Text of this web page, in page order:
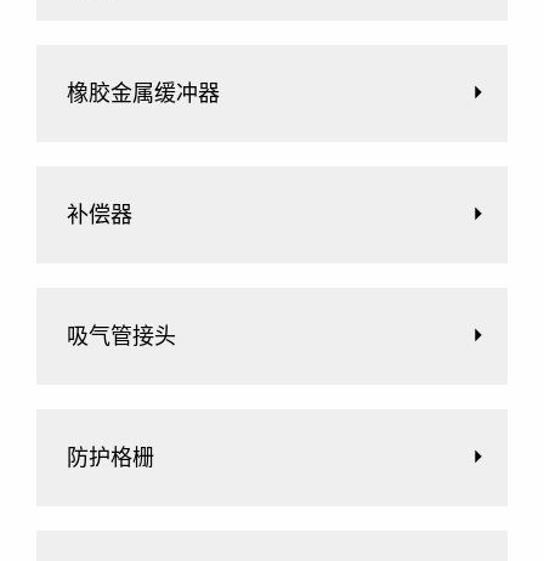
橡胶金属缓冲器
补偿器
吸气管接头
防护格栅